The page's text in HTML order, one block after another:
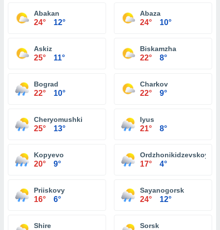
Abakan
24° 12°
Abaza
24° 10°
Askiz
25° 11°
Biskamzha
22° 8°
Bograd
22° 10°
Charkov
22° 9°
Cheryomushki
25° 13°
Iyus
21° 8°
Kopyevo
20° 9°
Ordzhonikidzevskoye
17° 4°
Priiskovy
16° 6°
Sayanogorsk
24° 12°
Shire Sorsk